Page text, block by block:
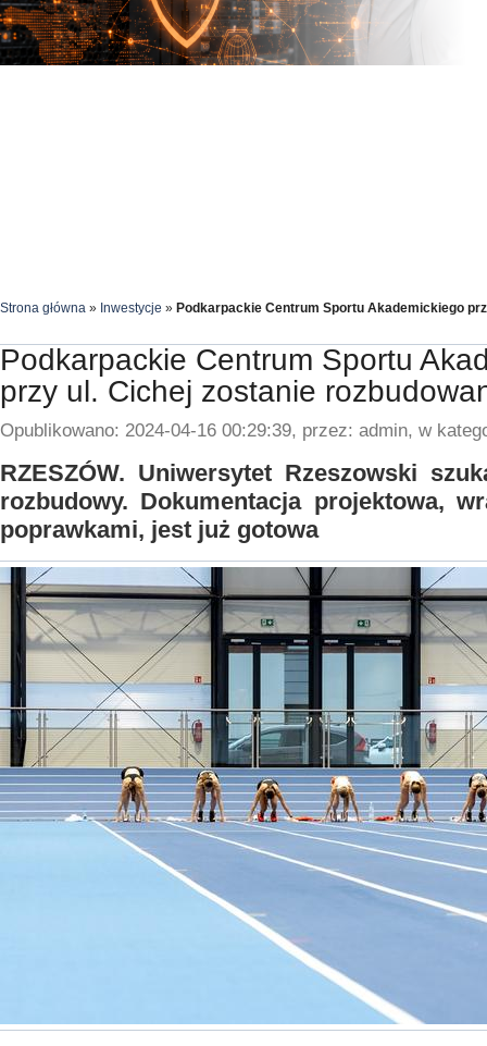
Strona główna » Inwestycje » Podkarpackie Centrum Sportu Akademickiego
Podkarpackie Centrum Sportu
przy ul. Cichej zostanie
Opublikowano: 2024-04-16 00:29:39, przez: admin, w
RZESZÓW. Uniwersytet Rzeszowski
rozbudowy. Dokumentacja projektowa,
poprawkami, jest już gotowa